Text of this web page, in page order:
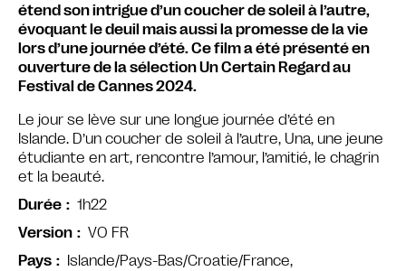
étend son intrigue d’un coucher de soleil à l’autre,
évoquant le deuil mais aussi la promesse de la vie
lors d’une journée d’été. Ce film a été présenté en
ouverture de la sélection Un Certain Regard au
Festival de Cannes 2024.
Le jour se lève sur une longue journée d’été en
Islande. D’un coucher de soleil à l’autre, Una, une jeune
étudiante en art, rencontre l’amour, l’amitié, le chagrin
et la beauté.
Durée
1h22
Version
VO FR
Pays
Islande/Pays-Bas/Croatie/France,